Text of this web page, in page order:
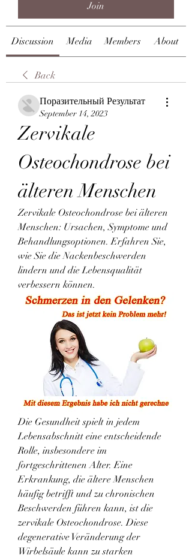
Join
Discussion Media Members About
Back
Поразительный Результат
September 14, 2023
Zervikale
Osteochondrose bei
älteren Menschen
Zervikale Osteochondrose bei älteren
Menschen: Ursachen, Symptome und
Behandlungsoptionen. Erfahren Sie,
wie Sie die Nackenbeschwerden
lindern und die Lebensqualität
verbessern können.
Die Gesundheit spielt in jedem
Lebensabschnitt eine entscheidende
Rolle, insbesondere im
fortgeschrittenen Alter. Eine
Erkrankung, die ältere Menschen
häufig betrifft und zu chronischen
Beschwerden führen kann, ist die
zervikale Osteochondrose. Diese
degenerative Veränderung der
Wirbelsäule kann zu starken